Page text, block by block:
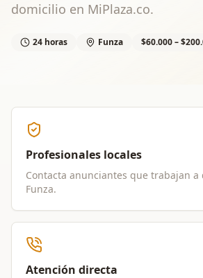
domicilio en MiPlaza.co.
24 horas Funza $60.000 –
Profesionales locales
Contacta anunciantes que trabajan a
Funza.
Atención directa